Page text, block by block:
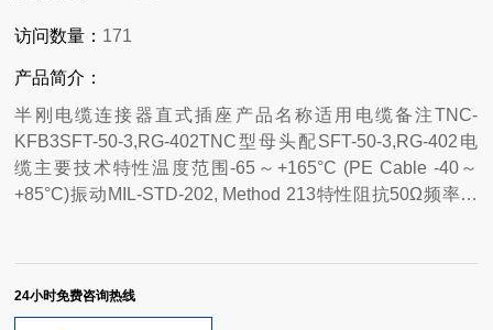
访问数量： 171
产品简介：
半刚电缆连接器直式插座产品名称适用电缆备注TNC-
KFB3SFT-50-3,RG-402TNC型母头配SFT-50-3,RG-402电
缆主要技术特性温度范围-65～+165°C (PE Cable -40～
+85°C)振动MIL-STD-202, Method 213特性阻抗50Ω频率范
性≥500次（cycles）材料与涂覆壳体黄铜镀亮镍插针黄铜镀
24小时免费咨询热线